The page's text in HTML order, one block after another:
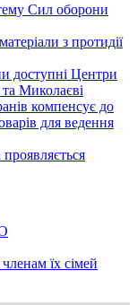
Сил оборони
з протидії
доступні Центри
Миколаєві
компенсує до
для ведення
їх сімей